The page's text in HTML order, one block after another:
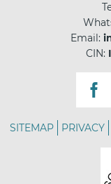
Email:
CIN:
SITEMAP PRIVACY